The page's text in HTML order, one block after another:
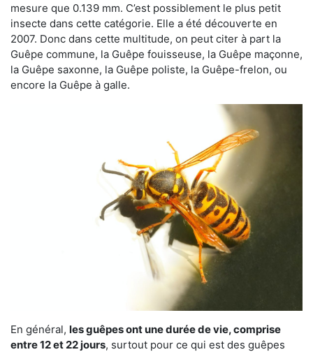
mesure que 0.139 mm. C’est possiblement le plus petit
insecte dans cette catégorie. Elle a été découverte en
2007. Donc dans cette multitude, on peut citer à part la
Guêpe commune, la Guêpe fouisseuse, la Guêpe maçonne,
la Guêpe saxonne, la Guêpe poliste, la Guêpe-frelon, ou
encore la Guêpe à galle.
En général, les guêpes ont une durée de vie, comprise
entre 12 et 22 jours, surtout pour ce qui est des guêpes